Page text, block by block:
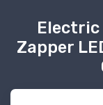
Electric
Zapper